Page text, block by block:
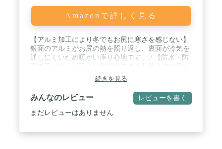
Amazonで詳しく見る
【アルミ加工により冬でもお尻に寒さを感じない】
銀面のアルミがお尻の熱を照り返し、裏面が冷気を
通しにくいため暖かい座り心地です。 / 【防水・防
雪が降っていても、座布団マットが劣化しにくい。
泥などの汚れついてもさっとふき取りできます。 /
【持ち運びやすいコンパクトサイズ】収納時はコン
パクトに収まるため持ち運びカンタン。収納袋とカ
ラビナが付属されているのでリュックにぶら下げる
続きを見る
みんなのレビュー レビューを書く
まだレビューはありません